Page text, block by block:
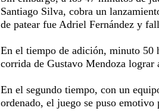
Santiago Silva, cobra un
de patear fue Adriel Fernández y
En el tiempo de adición, minuto 50
corrida de Gustavo Mendoza
En el segundo tiempo, con un
ordenado, el juego se puso